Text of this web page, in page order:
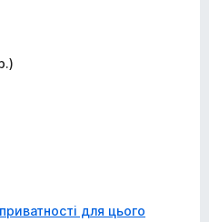
для цього